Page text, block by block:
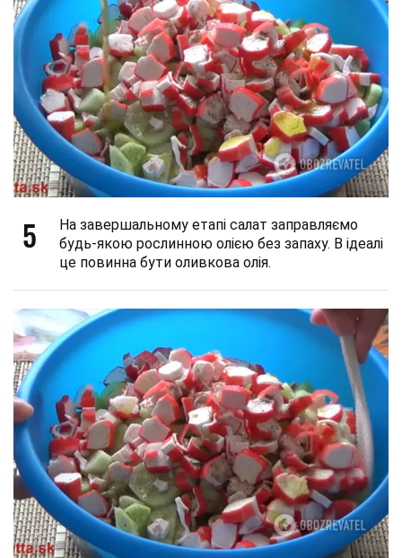
5
На завершальному етапі салат заправляємо
будь-якою рослинною олією без запаху. В ідеалі
це повинна бути оливкова олія.